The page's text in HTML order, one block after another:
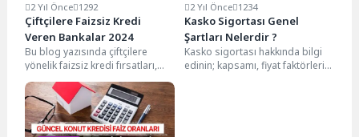
2 Yıl Önce 1292
Çiftçilere Faizsiz Kredi
Veren Bankalar 2024
Bu blog yazısında çiftçilere
yönelik faizsiz kredi fırsatları,
başvuru süreçleri ve avantajları
detaylarıyla ele alınıyor....
2 Yıl Önce 1234
Kasko Sigortası Genel
Şartları Nelerdir ?
Kasko sigortası hakkında bilgi
edinin; kapsamı, fiyat faktörleri,